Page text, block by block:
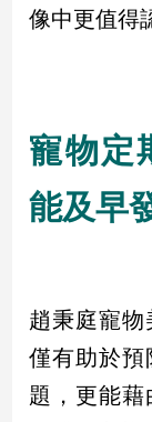
政
治
觀
點
民
調
點
觀
像中更值得
寵物定
能及早
趙秉庭寵物
僅有助於預
題，更能藉